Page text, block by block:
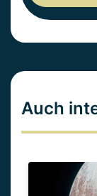
Auch